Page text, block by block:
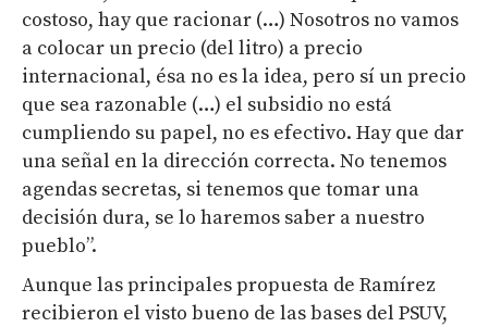
costoso, hay que racionar (…) Nosotros no vamos
a colocar un precio (del litro) a precio
internacional, ésa no es la idea, pero sí un precio
que sea razonable (…) el subsidio no está
cumpliendo su papel, no es efectivo. Hay que dar
una señal en la dirección correcta. No tenemos
agendas secretas, si tenemos que tomar una
decisión dura, se lo haremos saber a nuestro
pueblo”.
Aunque las principales propuesta de Ramírez
recibieron el visto bueno de las bases del PSUV,